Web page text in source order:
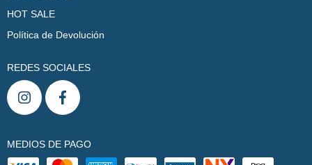
HOT SALE
Política de Devolución
REDES SOCIALES
MEDIOS DE PAGO